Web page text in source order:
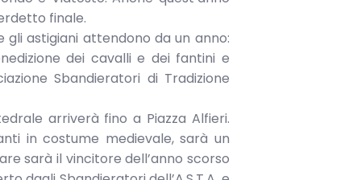
finale.
astigiani attendono da un anno:
dei cavalli e dei fantini e
Sbandieratori di Tradizione
arriverà fino a Piazza Alfieri.
in costume medievale, sarà un
sarà il vincitore dell’anno scorso